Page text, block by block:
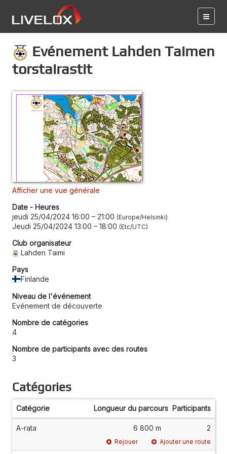
Evénement Lahden Taimen
torstairastit
Afficher une vue générale
Date - Heures
jeudi 25/04/2024 16:00 – 21:00 Europe/Helsinki
Jeudi 25/04/2024 13:00 – 18:00 Etc/UTC
Club organisateur
Lahden Taimi
Pays
Finlande
Niveau de l'événement
Evénement de découverte
Nombre de catégories
4
Nombre de participants avec des routes
3
Catégories
Catégorie Longueur du parcours Participants
A-rata 6 800 m 2
Rejouer Ajouter une route